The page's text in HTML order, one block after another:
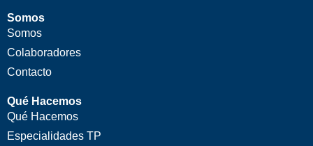
Somos
Somos
Colaboradores
Contacto
Qué Hacemos
Qué Hacemos
Especialidades TP